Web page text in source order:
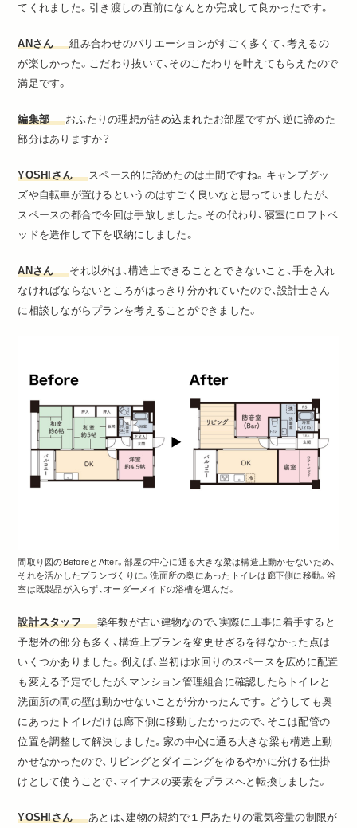
てくれました。引き渡しの直前になんとか完成して良かったです。
ANさん
組み合わせのバリエーションがすごく多くて、考えるの
が楽しかった。こだわり抜いて、そのこだわりを叶えてもらえたので
満足です。
編集部
おふたりの理想が詰め込まれたお部屋ですが、逆に諦めた
部分はありますか？
YOSHIさん
スペース的に諦めたのは土間ですね。キャンプグッ
ズや自転車が置けるというのはすごく良いなと思っていましたが、
スペースの都合で今回は手放しました。その代わり、寝室にロフトベ
ッドを造作して下を収納にしました。
ANさん
それ以外は、構造上できることとできないこと、手を入れ
なければならないところがはっきり分かれていたので、設計士さん
に相談しながらプランを考えることができました。
間取り図のBeforeとAfter。部屋の中心に通る大きな梁は構造上動かせないため、
それを活かしたプランづくりに。洗面所の奥にあったトイレは廊下側に移動。浴
室は既製品が入らず、オーダーメイドの浴槽を選んだ。
設計スタッフ
築年数が古い建物なので、実際に工事に着手すると
予想外の部分も多く、構造上プランを変更せざるを得なかった点は
いくつかありました。例えば、当初は水回りのスペースを広めに配置
も変える予定でしたが、マンション管理組合に確認したらトイレと
洗面所の間の壁は動かせないことが分かったんです。どうしても奥
にあったトイレだけは廊下側に移動したかったので、そこは配管の
位置を調整して解決しました。家の中心に通る大きな梁も構造上動
かせなかったので、リビングとダイニングをゆるやかに分ける仕掛
けとして使うことで、マイナスの要素をプラスへと転換しました。
YOSHIさん
あとは、建物の規約で１戸あたりの電気容量の制限が